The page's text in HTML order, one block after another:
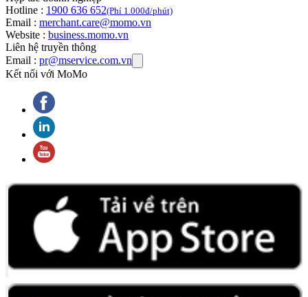
Hotline : 1900 636 652(Phí 1.000đ/phút)
Email : merchant.care@momo.vn
Website : business.momo.vn
Liên hệ truyền thông
Email : pr@mservice.com.vn
Kết nối với MoMo